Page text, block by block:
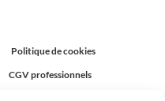
Politique de cookies
CGV professionnels